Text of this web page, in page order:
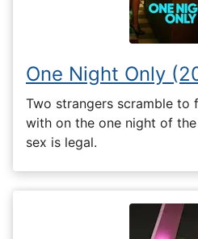
One Night Only
Two strangers scramble to
with on the one night of
sex is legal.